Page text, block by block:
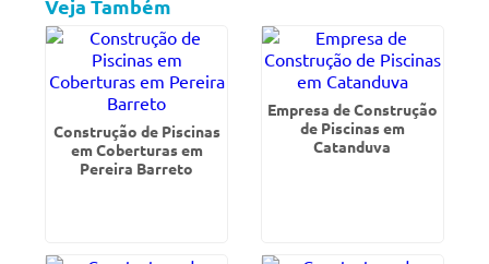
Veja Também
Construção de Piscinas
em Coberturas em
Pereira Barreto
Empresa de Construção
de Piscinas em
Catanduva